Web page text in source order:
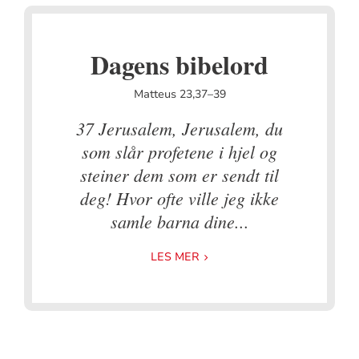
Dagens bibelord
Matteus 23,37–39
37 Jerusalem, Jerusalem, du
som slår profetene i hjel og
steiner dem som er sendt til
deg! Hvor ofte ville jeg ikke
samle barna dine...
LES MER